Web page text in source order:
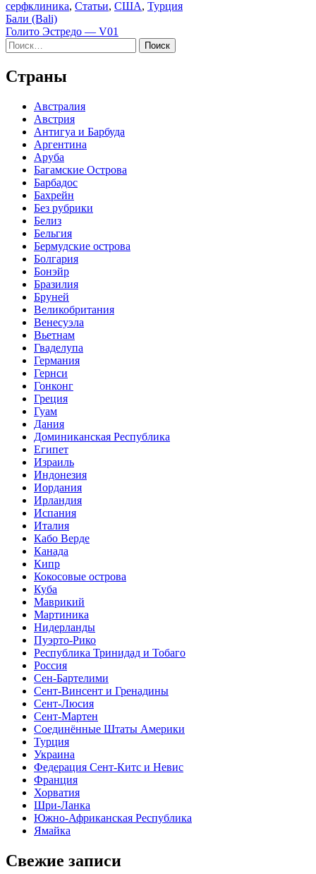
серфклиника, Статьи, США, Турция
Навигация
по
записям
Бали (Bali)
Голито Эстредо — V01
Найти:
Страны
Австралия
Австрия
Антигуа и Барбуда
Аргентина
Аруба
Багамские Острова
Барбадос
Бахрейн
Без рубрики
Белиз
Бельгия
Бермудские острова
Болгария
Бонэйр
Бразилия
Бруней
Великобритания
Венесуэла
Вьетнам
Гваделупа
Германия
Гернси
Гонконг
Греция
Гуам
Дания
Доминиканская Республика
Египет
Израиль
Индонезия
Иордания
Ирландия
Испания
Италия
Кабо Верде
Канада
Кипр
Кокосовые острова
Куба
Маврикий
Мартиника
Нидерланды
Пуэрто-Рико
Республика Тринидад и Тобаго
Россия
Сен-Бартелими
Сент-Винсент и Гренадины
Сент-Люсия
Сент-Мартен
Соединённые Штаты Америки
Турция
Украина
Федерация Сент-Китс и Невис
Франция
Хорватия
Шри-Ланка
Южно-Африканская Республика
Ямайка
Свежие записи